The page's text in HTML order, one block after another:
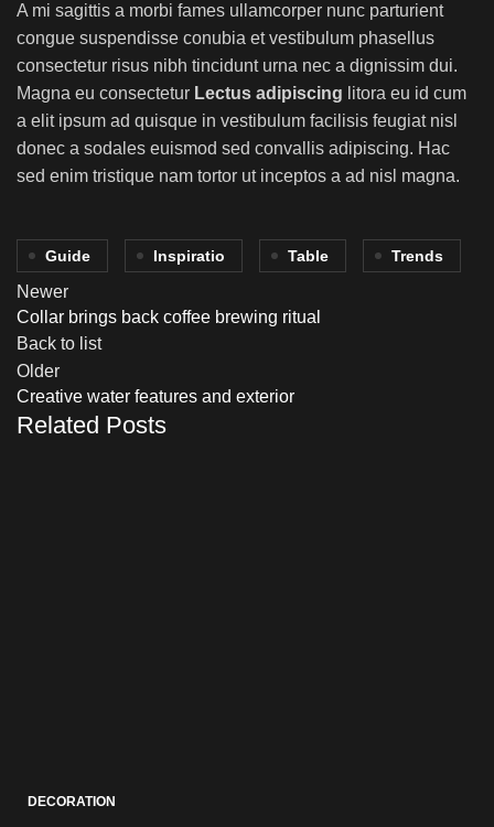
A mi sagittis a morbi fames ullamcorper nunc parturient
congue suspendisse conubia et vestibulum phasellus
consectetur risus nibh tincidunt urna nec a dignissim dui.
Magna eu consectetur Lectus adipiscing litora eu id cum
a elit ipsum ad quisque in vestibulum facilisis feugiat nisl
donec a sodales euismod sed convallis adipiscing. Hac
sed enim tristique nam tortor ut inceptos a ad nisl magna.
Guide Inspiratio Table Trends
Newer
Collar brings back coffee brewing ritual
Back to list
Older
Creative water features and exterior
Related Posts
DECORATION